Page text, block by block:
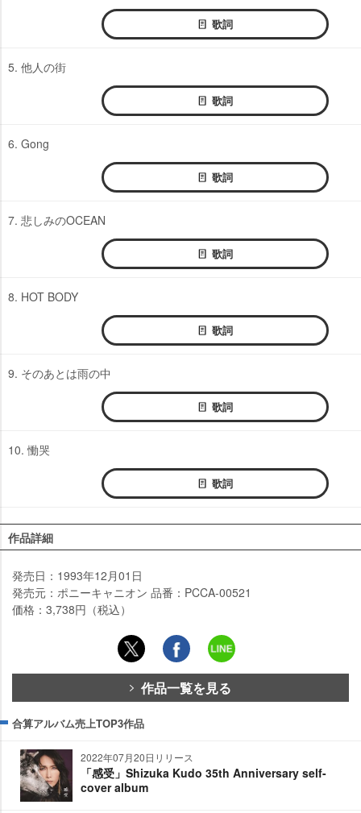
歌詞
5. 他人の街
歌詞
6. Gong
歌詞
7. 悲しみのOCEAN
歌詞
8. HOT BODY
歌詞
9. そのあとは雨の中
歌詞
10. 慟哭
歌詞
作品詳細
発売日：1993年12月01日
発売元：ポニーキャニオン 品番：PCCA-00521
価格：3,738円（税込）
作品一覧を見る
合算アルバム売上TOP3作品
2022年07月20日リリース
「感受」Shizuka Kudo 35th Anniversary self-
cover album